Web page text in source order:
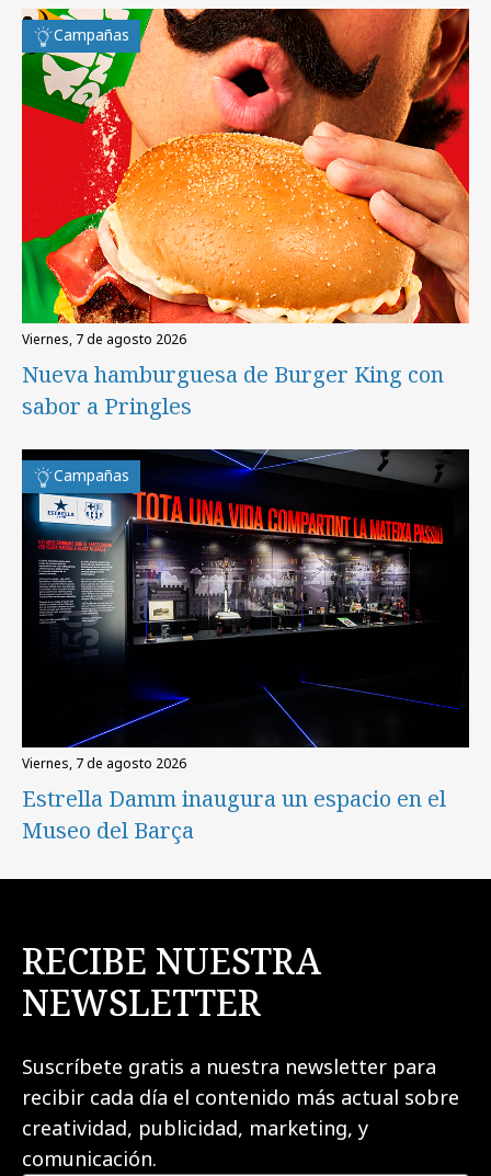
Campañas
viernes, 7 de agosto 2026
Nueva hamburguesa de Burger King con
sabor a Pringles
Campañas
viernes, 7 de agosto 2026
Estrella Damm inaugura un espacio en el
Museo del Barça
RECIBE NUESTRA
NEWSLETTER
Suscríbete gratis a nuestra newsletter para
recibir cada día el contenido más actual sobre
creatividad, publicidad, marketing, y
comunicación.